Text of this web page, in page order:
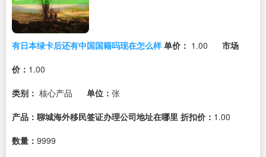
有日本绿卡后还有中国国籍吗现在怎么样 单价： 1.00
市场
价： 1.00
类别： 核心产品 单位： 张
产品：聊城海外移民签证办理公司地址在哪里 折扣价： 1.00
数量： 9999